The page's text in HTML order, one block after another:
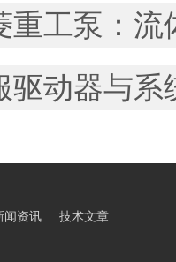
重工泵：
驱动器与系
闻资讯 技术文章